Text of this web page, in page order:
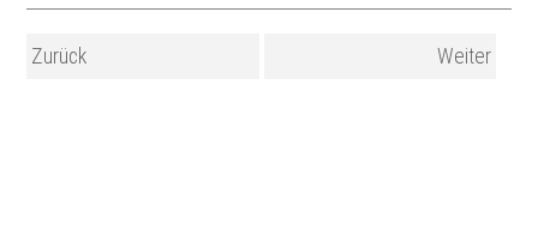
Zurück Weiter